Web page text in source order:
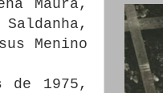
Maura,
Menino
de 1975,